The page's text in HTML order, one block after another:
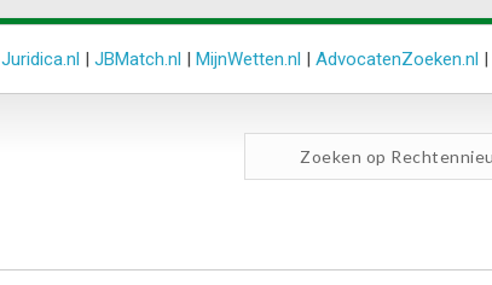
Juridica.nl | JBMatch.nl | MijnWetten.nl | AdvocatenZoeken.nl |